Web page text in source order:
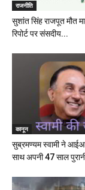
राजनीति
सुशांत सिंह राजपूत मौत
रिपोर्ट पर संसदीय...
कानून
सुब्रमण्यम स्वामी ने
साथ अपनी 47 साल